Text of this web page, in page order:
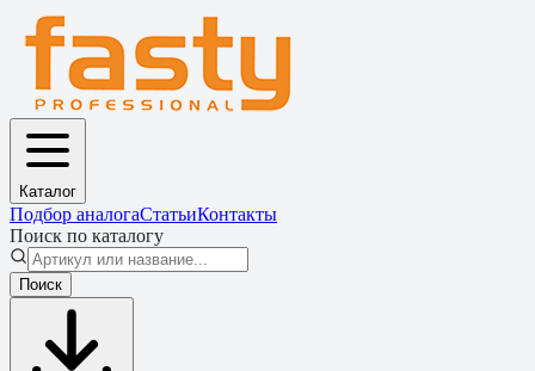
Каталог
Подбор аналогаСтатьиКонтакты
Поиск по каталогу
Поиск